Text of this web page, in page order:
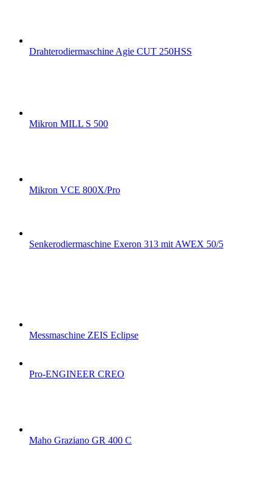
Drahterodiermaschine Agie CUT 250HSS
Mikron MILL S 500
Mikron VCE 800X/Pro
Senkerodiermaschine Exeron 313 mit AWEX 50/5
Messmaschine ZEIS Eclipse
Pro-ENGINEER CREO
Maho Graziano GR 400 C